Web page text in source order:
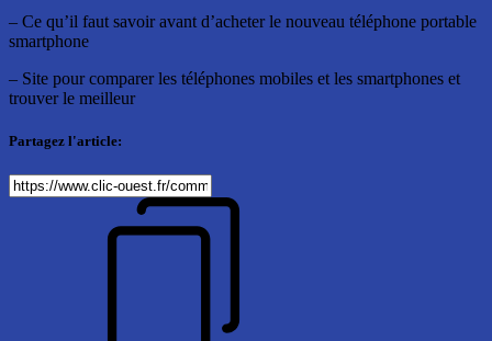
– Ce qu’il faut savoir avant d’acheter le nouveau téléphone portable
smartphone
– Site pour comparer les téléphones mobiles et les smartphones et
trouver le meilleur
Partagez l'article: